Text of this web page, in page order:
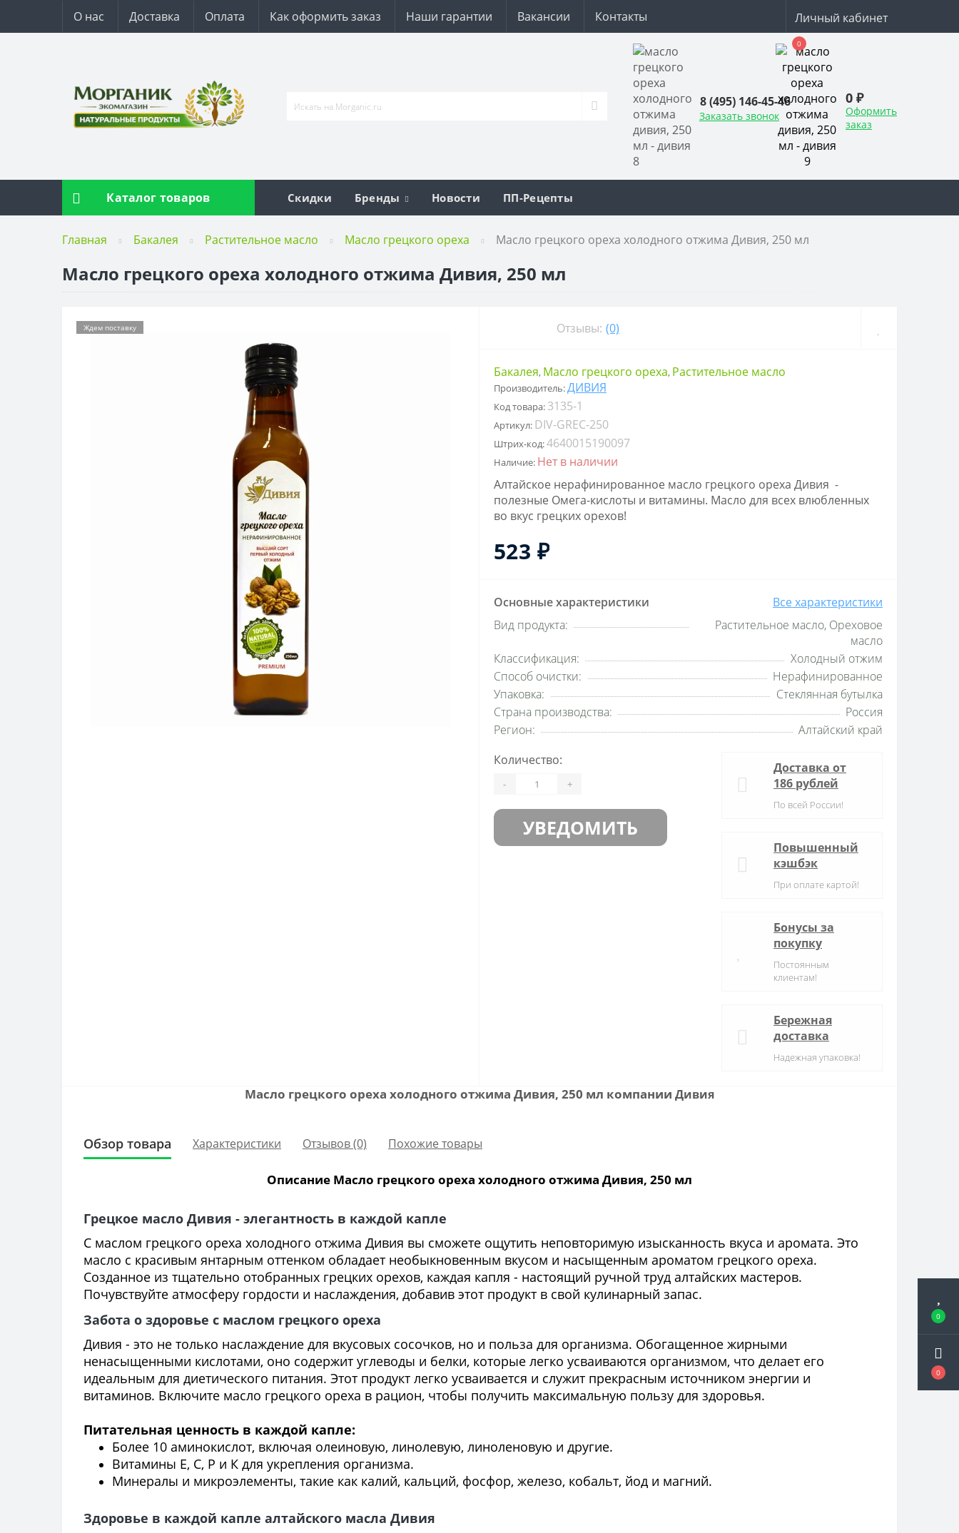
0
0
О нас Доставка Оплата Как оформить заказ Наши гарантии Вакансии Контакты Личный кабинет
8 (495) 146-45-46
Заказать звонок
0
0 ₽
Оформить
заказ
Каталог товаров Скидки Бренды Новости ПП-Рецепты
Главная Бакалея Растительное масло Масло грецкого ореха Масло грецкого ореха холодного отжима Дивия, 250 мл
Масло грецкого ореха холодного отжима Дивия, 250 мл
Ждем поставку Отзывы: (0)
Бакалея, Масло грецкого ореха, Растительное масло
Производитель:ДИВИЯ
Код товара: 3135-1
Артикул: DIV-GREC-250
Штрих-код:4640015190097
Наличие: Нет в наличии
Алтайское нерафинированное масло грецкого ореха Дивия -
полезные Омега-кислоты и витамины. Масло для всех влюбленных
во вкус грецких орехов!
523 ₽
Основные характеристики
Все характеристики
Вид продукта:
Растительное масло, Ореховое
масло
Классификация:
Холодный отжим
Способ очистки:
Нерафинированное
Упаковка:
Стеклянная бутылка
Страна производства:
Россия
Регион:
Алтайский край
Количество:
- +
УВЕДОМИТЬ
Доставка от
186 рублей
По всей России!
Повышенный
кэшбэк
При оплате картой!
Бонусы за
покупку
Постоянным
клиентам!
Бережная
доставка
Надежная упаковка!
Масло грецкого ореха холодного отжима Дивия, 250 мл компании Дивия
Обзор товара Характеристики Отзывов (0) Похожие товары
Описание Масло грецкого ореха холодного отжима Дивия, 250 мл
Грецкое масло Дивия - элегантность в каждой капле
С маслом грецкого ореха холодного отжима Дивия вы сможете ощутить неповторимую изысканность вкуса и аромата. Это
масло с красивым янтарным оттенком обладает необыкновенным вкусом и насыщенным ароматом грецкого ореха.
Созданное из тщательно отобранных грецких орехов, каждая капля - настоящий ручной труд алтайских мастеров.
Почувствуйте атмосферу гордости и наслаждения, добавив этот продукт в свой кулинарный запас.
Забота о здоровье с маслом грецкого ореха
Дивия - это не только наслаждение для вкусовых сосочков, но и польза для организма. Обогащенное жирными
ненасыщенными кислотами, оно содержит углеводы и белки, которые легко усваиваются организмом, что делает его
идеальным для диетического питания. Этот продукт легко усваивается и служит прекрасным источником энергии и
витаминов. Включите масло грецкого ореха в рацион, чтобы получить максимальную пользу для здоровья.
Питательная ценность в каждой капле:
Более 10 аминокислот, включая олеиновую, линолевую, линоленовую и другие.
Витамины Е, С, Р и К для укрепления организма.
Минералы и микроэлементы, такие как калий, кальций, фосфор, железо, кобальт, йод и магний.
Здоровье в каждой капле алтайского масла Дивия